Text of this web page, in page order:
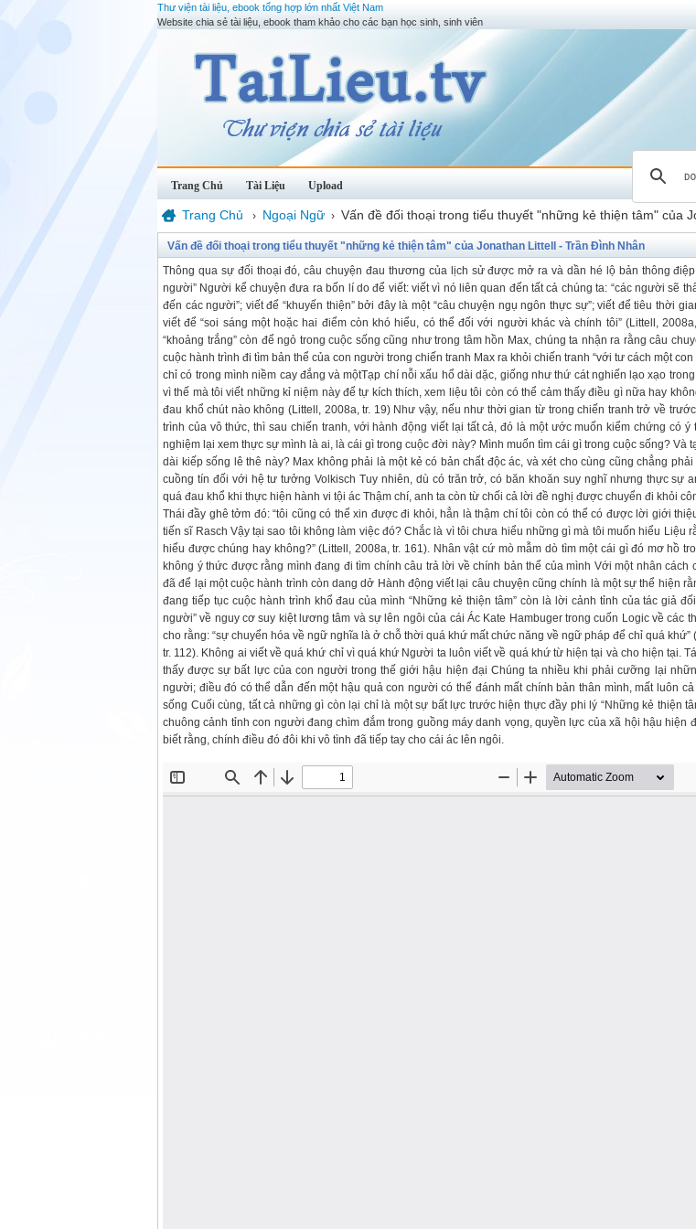
Thư viện tài liệu, ebook tổng hợp lớn nhất Việt Nam
Website chia sẻ tài liệu, ebook tham khảo cho các bạn học sinh, sinh viên
Trang Chủ Tài Liệu Upload
Trang Chủ › Ngoại Ngữ › Vấn đề đối thoại trong tiểu thuyết "những kẻ thiện tâm" của
Vấn đề đối thoại trong tiểu thuyết "những kẻ thiện tâm" của Jonathan Littell - Trần Đình Nhân
Thông qua sự đối thoại đó, câu chuyện đau thương của lịch sử được mở ra và dần hé lộ bản thông
người” Người kể chuyện đưa ra bốn lí do để viết: viết vì nó liên quan đến tất cả chúng ta: “các người sẽ
đến các người”; viết để “khuyến thiện” bởi đây là một “câu chuyện ngụ ngôn thực sự”; viết để tiêu thời
viết để “soi sáng một hoặc hai điểm còn khó hiểu, có thể đối với người khác và chính tôi” (Littell,
“khoảng trắng” còn để ngỏ trong cuộc sống cũng như trong tâm hồn Max, chúng ta nhận ra rằng câu
cuộc hành trình đi tìm bản thể của con người trong chiến tranh Max ra khỏi chiến tranh “với tư cách một
chỉ có trong mình niềm cay đắng và mộtTạp chí nỗi xấu hổ dài dặc, giống như thứ cát nghiến lạo xạo trong
vì thế mà tôi viết những kỉ niệm này để tự kích thích, xem liệu tôi còn có thể cảm thấy điều gì nữa hay
đau khổ chút nào không (Littell, 2008a, tr. 19) Như vậy, nếu như thời gian từ trong chiến tranh trở về
trình của vô thức, thì sau chiến tranh, với hành động viết lại tất cả, đó là một ước muốn kiểm chứng có ý
nghiệm lại xem thực sự mình là ai, là cái gì trong cuộc đời này? Mình muốn tìm cái gì trong cuộc sống? Và
dài kiếp sống lê thê này? Max không phải là một kẻ có bản chất độc ác, và xét cho cùng cũng chẳng
cuồng tín đối với hệ tư tưởng Volkisch Tuy nhiên, dù có trăn trở, có băn khoăn suy nghĩ nhưng thực sự
quá đau khổ khi thực hiện hành vi tội ác Thậm chí, anh ta còn từ chối cả lời đề nghị được chuyển đi khỏi
Thái đầy ghê tởm đó: “tôi cũng có thể xin được đi khỏi, hẳn là thậm chí tôi còn có thể có được lời giới
tiến sĩ Rasch Vậy tại sao tôi không làm việc đó? Chắc là vì tôi chưa hiểu những gì mà tôi muốn hiểu Liệu
hiểu được chúng hay không?” (Littell, 2008a, tr. 161). Nhân vật cứ mò mẫm dò tìm một cái gì đó mơ hồ
không ý thức được rằng mình đang đi tìm chính câu trả lời về chính bản thể của mình Với một nhân cách
đã để lại một cuộc hành trình còn dang dở Hành động viết lại câu chuyện cũng chính là một sự thể hiện
đang tiếp tục cuộc hành trình khổ đau của mình “Những kẻ thiện tâm” còn là lời cảnh tỉnh của tác giả
người” về nguy cơ suy kiệt lương tâm và sự lên ngôi của cái Ác Kate Hambuger trong cuốn Logic về các
cho rằng: “sự chuyển hóa về ngữ nghĩa là ở chỗ thời quá khứ mất chức năng về ngữ pháp để chỉ quá khứ”
tr. 112). Không ai viết về quá khứ chỉ vì quá khứ Người ta luôn viết về quá khứ từ hiện tại và cho hiện tại.
thấy được sự bất lực của con người trong thế giới hậu hiện đại Chúng ta nhiều khi phải cưỡng lại
người; điều đó có thể dẫn đến một hậu quả con người có thể đánh mất chính bản thân mình, mất luôn
sống Cuối cùng, tất cả những gì còn lại chỉ là một sự bất lực trước hiện thực đầy phi lý “Những kẻ thiện
chuông cảnh tỉnh con người đang chìm đắm trong guồng máy danh vọng, quyền lực của xã hội hậu hiện
biết rằng, chính điều đó đôi khi vô tình đã tiếp tay cho cái ác lên ngôi.